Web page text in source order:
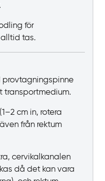
för
tas.
transportmedium.
cm in, rotera
från rektum
cervikalkanalen
då det kan vara